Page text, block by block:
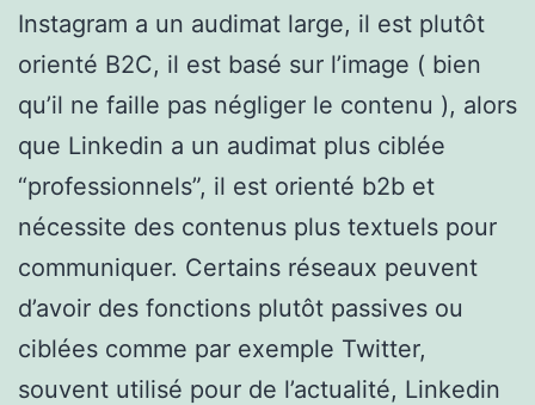
Instagram a un audimat large, il est plutôt
orienté B2C, il est basé sur l’image ( bien
qu’il ne faille pas négliger le contenu ), alors
que Linkedin a un audimat plus ciblée
“professionnels”, il est orienté b2b et
nécessite des contenus plus textuels pour
communiquer. Certains réseaux peuvent
d’avoir des fonctions plutôt passives ou
ciblées comme par exemple Twitter,
souvent utilisé pour de l’actualité, Linkedin